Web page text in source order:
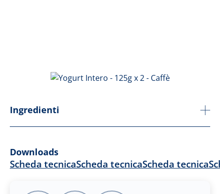
Ingredienti
Downloads
Scheda tecnicaScheda tecnicaScheda tecnica